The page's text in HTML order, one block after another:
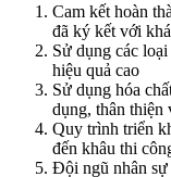
güncel giriş
bonusu
bonusu
Cam kết hoàn
đã ký kết với
Sử dụng các
hiệu quả cao
Sử dụng hóa
dụng, thân thiện
Quy trình triển
đến khâu thi
Đội ngũ nhân sự